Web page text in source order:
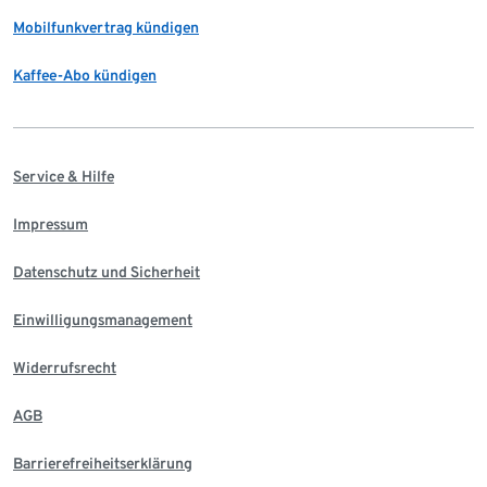
Mobilfunkvertrag kündigen
Kaffee-Abo kündigen
Service & Hilfe
Impressum
Datenschutz und Sicherheit
Einwilligungsmanagement
Widerrufsrecht
AGB
Barrierefreiheitserklärung